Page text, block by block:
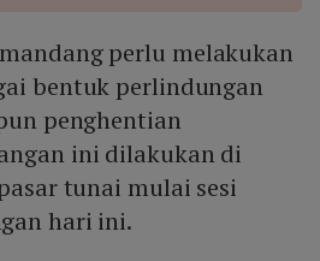
perlu melakukan
bentuk perlindungan
penghentian
ini dilakukan di
tunai mulai sesi
hari ini.